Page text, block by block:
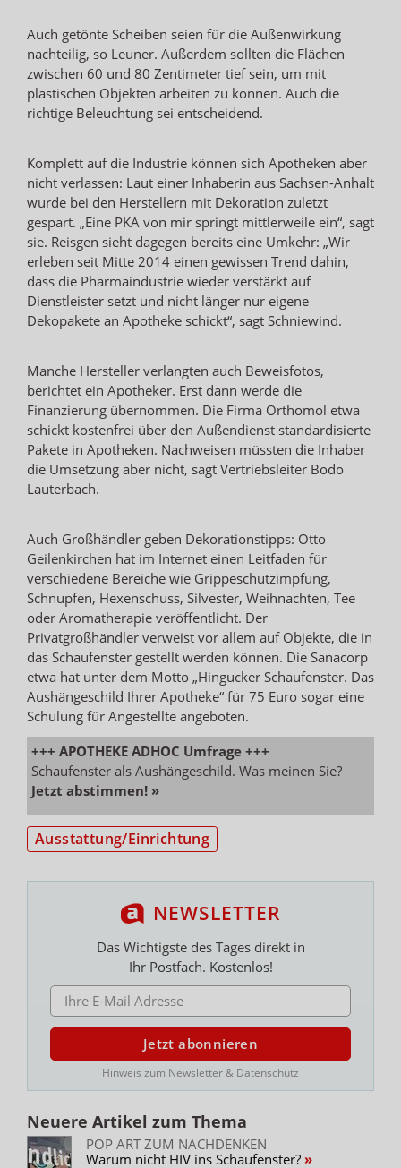
Auch getönte Scheiben seien für die Außenwirkung
nachteilig, so Leuner. Außerdem sollten die Flächen
zwischen 60 und 80 Zentimeter tief sein, um mit
plastischen Objekten arbeiten zu können. Auch die
richtige Beleuchtung sei entscheidend.
Komplett auf die Industrie können sich Apotheken aber
nicht verlassen: Laut einer Inhaberin aus Sachsen-Anhalt
wurde bei den Herstellern mit Dekoration zuletzt
gespart. „Eine PKA von mir springt mittlerweile ein“, sagt
sie. Reisgen sieht dagegen bereits eine Umkehr: „Wir
erleben seit Mitte 2014 einen gewissen Trend dahin,
dass die Pharmaindustrie wieder verstärkt auf
Dienstleister setzt und nicht länger nur eigene
Dekopakete an Apotheke schickt“, sagt Schniewind.
Manche Hersteller verlangten auch Beweisfotos,
berichtet ein Apotheker. Erst dann werde die
Finanzierung übernommen. Die Firma Orthomol etwa
schickt kostenfrei über den Außendienst standardisierte
Pakete in Apotheken. Nachweisen müssten die Inhaber
die Umsetzung aber nicht, sagt Vertriebsleiter Bodo
Lauterbach.
Auch Großhändler geben Dekorationstipps: Otto
Geilenkirchen hat im Internet einen Leitfaden für
verschiedene Bereiche wie Grippeschutzimpfung,
Schnupfen, Hexenschuss, Silvester, Weihnachten, Tee
oder Aromatherapie veröffentlicht. Der
Privatgroßhändler verweist vor allem auf Objekte, die in
das Schaufenster gestellt werden können. Die Sanacorp
etwa hat unter dem Motto „Hingucker Schaufenster. Das
Aushängeschild Ihrer Apotheke“ für 75 Euro sogar eine
Schulung für Angestellte angeboten.
+++ APOTHEKE ADHOC Umfrage +++
Schaufenster als Aushängeschild. Was meinen Sie?
Jetzt abstimmen! »
Ausstattung/Einrichtung
NEWSLETTER
Das Wichtigste des Tages direkt in
Ihr Postfach. Kostenlos!
E-MAIL ADRESSE
Jetzt abonnieren
Hinweis zum Newsletter & Datenschutz
Neuere Artikel zum Thema
POP ART ZUM NACHDENKEN
Warum nicht HIV ins Schaufenster?